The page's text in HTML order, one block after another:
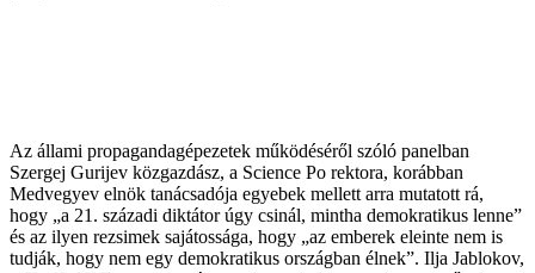
Az állami propagandagépezetek működéséről szóló panelban
Szergej Gurijev közgazdász, a Science Po rektora, korábban
Medvegyev elnök tanácsadója egyebek mellett arra mutatott rá,
hogy „a 21. századi diktátor úgy csinál, mintha demokratikus lenne”
és az ilyen rezsimek sajátossága, hogy „az emberek eleinte nem is
tudják, hogy nem egy demokratikus országban élnek”. Ilja Jablokov,